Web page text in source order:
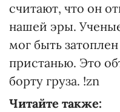
считают, что он
нашей эры.
мог быть
пристанью. Это
борту груза. !zn
Читайте также: